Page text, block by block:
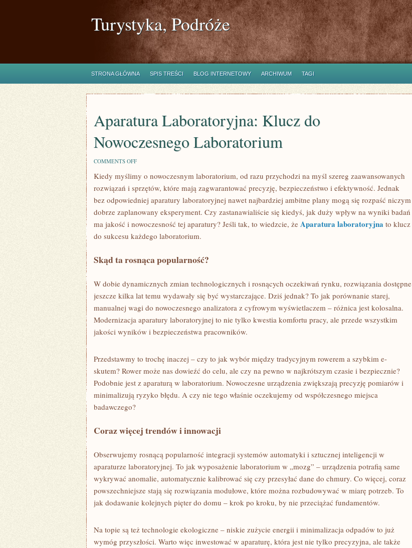
Turystyka, Podróże
STRONA GŁÓWNA SPIS TREŚCI BLOG INTERNETOWY ARCHIWUM TAGI
Aparatura Laboratoryjna: Klucz do
Nowoczesnego Laboratorium
COMMENTS OFFON
LABORATORYJNA:
KLUCZ
DO
NOWOCZESNEGO
LABORATORIUM
Kiedy myślimy o nowoczesnym laboratorium, od razu przychodzi na myśl szereg zaawansowanych
rozwiązań i sprzętów, które mają zagwarantować precyzję, bezpieczeństwo i efektywność. Jednak
bez odpowiedniej aparatury laboratoryjnej nawet najbardziej ambitne plany mogą się rozpaść niczym
dobrze zaplanowany eksperyment. Czy zastanawialiście się kiedyś, jak duży wpływ na wyniki badań
ma jakość i nowoczesność tej aparatury? Jeśli tak, to wiedzcie, że Aparatura laboratoryjna to klucz
do sukcesu każdego laboratorium.
Skąd ta rosnąca popularność?
W dobie dynamicznych zmian technologicznych i rosnących oczekiwań rynku, rozwiązania dostępne
jeszcze kilka lat temu wydawały się być wystarczające. Dziś jednak? To jak porównanie starej,
manualnej wagi do nowoczesnego analizatora z cyfrowym wyświetlaczem – różnica jest kolosalna.
Modernizacja aparatury laboratoryjnej to nie tylko kwestia komfortu pracy, ale przede wszystkim
jakości wyników i bezpieczeństwa pracowników.
Przedstawmy to trochę inaczej – czy to jak wybór między tradycyjnym rowerem a szybkim e-
skutem? Rower może nas dowieźć do celu, ale czy na pewno w najkrótszym czasie i bezpiecznie?
Podobnie jest z aparaturą w laboratorium. Nowoczesne urządzenia zwiększają precyzję pomiarów i
minimalizują ryzyko błędu. A czy nie tego właśnie oczekujemy od współczesnego miejsca
badawczego?
Coraz więcej trendów i innowacji
Obserwujemy rosnącą popularność integracji systemów automatyki i sztucznej inteligencji w
aparaturze laboratoryjnej. To jak wyposażenie laboratorium w „mozg” – urządzenia potrafią same
wykrywać anomalie, automatycznie kalibrować się czy przesyłać dane do chmury. Co więcej, coraz
powszechniejsze stają się rozwiązania modułowe, które można rozbudowywać w miarę potrzeb. To
jak dodawanie kolejnych pięter do domu – krok po kroku, by nie przeciążać fundamentów.
Na topie są też technologie ekologiczne – niskie zużycie energii i minimalizacja odpadów to już
wymóg przyszłości. Warto więc inwestować w aparaturę, która jest nie tylko precyzyjna, ale także